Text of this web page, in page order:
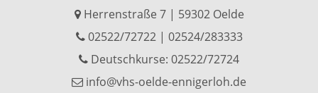
Herrenstraße 7 | 59302 Oelde
02522/72722| 02524/283333
Deutschkurse: 02522/72724
info@vhs-oelde-ennigerloh.de